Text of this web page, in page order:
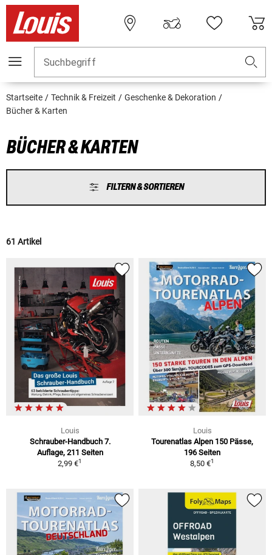
Suchbegriff
Startseite Technik & Freizeit
Geschenke & Dekoration
Bücher & Karten
BÜCHER & KARTEN
FILTERN & SORTIEREN
61 Artikel
Louis
Schrauber-Handbuch 7.
Auflage, 211 Seiten
2,99 €1
Louis
Tourenatlas Alpen 150 Pässe,
196 Seiten
8,50 €1